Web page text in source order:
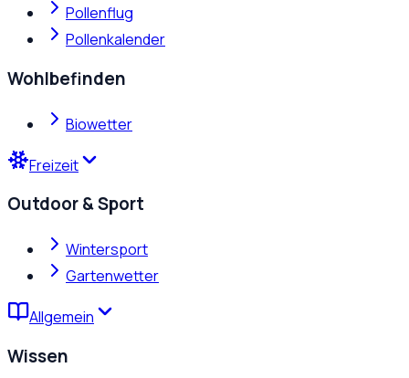
Pollenflug
Pollenkalender
Wohlbefinden
Biowetter
Freizeit
Outdoor & Sport
Wintersport
Gartenwetter
Allgemein
Wissen